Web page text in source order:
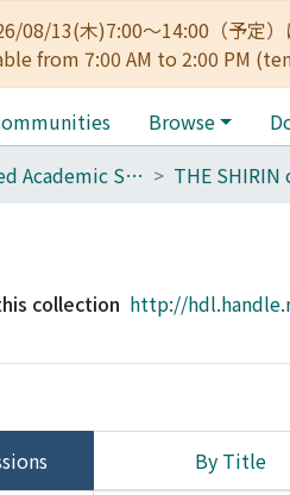
08/13(木)7:00～14:00（予
from 7:00 AM to 2:00 PM
Browse
007_Related Academic Societies
collection http://
By Title